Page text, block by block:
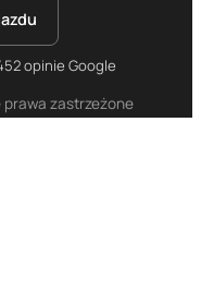
zastrzeżone
opinie Google